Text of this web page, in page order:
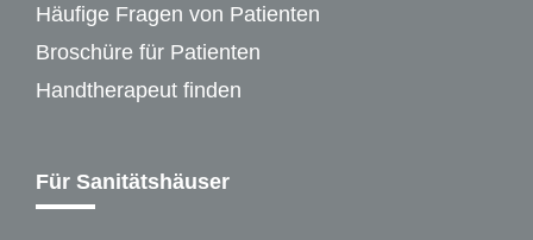
Häufige Fragen von Patienten
Broschüre für Patienten
Handtherapeut finden
Für Sanitätshäuser